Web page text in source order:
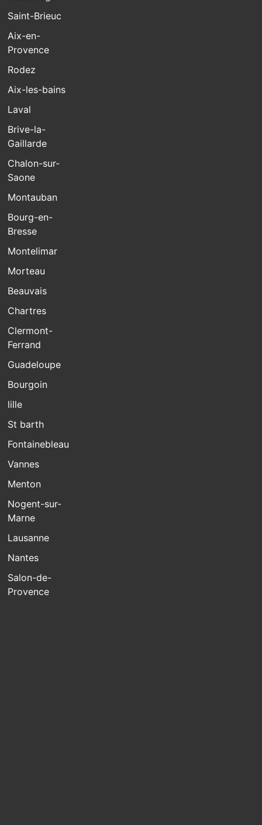
Saint-Brieuc
Aix-en-
Provence
Rodez
Aix-les-bains
Laval
Brive-la-
Gaillarde
Chalon-sur-
Saone
Montauban
Bourg-en-
Bresse
Montelimar
Morteau
Beauvais
Chartres
Clermont-
Ferrand
Guadeloupe
Bourgoin
lille
St barth
Fontainebleau
Vannes
Menton
Nogent-sur-
Marne
Lausanne
Nantes
Salon-de-
Provence